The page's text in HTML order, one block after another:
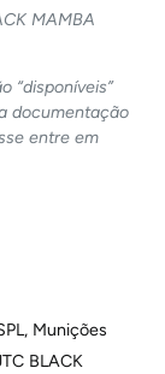
MAMBA
“disponíveis”
documentação
entre em
, Munições
BLACK